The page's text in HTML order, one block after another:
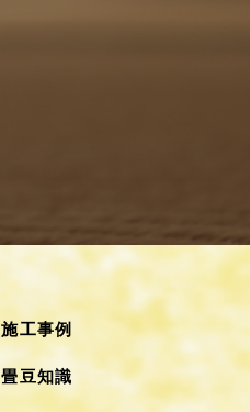
施工事例
畳豆知識